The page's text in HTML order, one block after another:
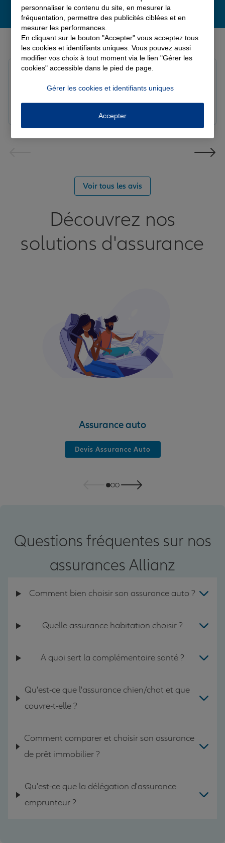
Derniers avis de nos agences Allianz
Le 05/08/2026 - Agence FORT DE FRANCE
Yori A.
Voir tous les avis
Découvrez nos
solutions d'assurance
Assurance auto
Devis Assurance Auto
Questions fréquentes sur nos
assurances Allianz
Comment bien choisir son assurance auto ?
Quelle assurance habitation choisir ?
A quoi sert la complémentaire santé ?
Qu'est-ce que l'assurance chien/chat et que
couvre-t-elle ?
Comment comparer et choisir son assurance
de prêt immobilier ?
Qu'est-ce que la délégation d'assurance
emprunteur ?
personnaliser le contenu du site, en mesurer la
fréquentation, permettre des publicités ciblées et en
mesurer les performances.
En cliquant sur le bouton "Accepter" vous acceptez tous
les cookies et identifiants uniques. Vous pouvez aussi
modifier vos choix à tout moment via le lien "Gérer les
cookies" accessible dans le pied de page.
Gérer les cookies et identifiants uniques
Accepter